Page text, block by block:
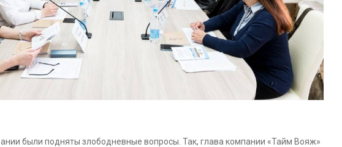
были подняты злободневные вопросы. Так, глава компании «Тайм Вояж»